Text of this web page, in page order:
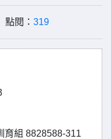
閱： 319
育組 8828588-311